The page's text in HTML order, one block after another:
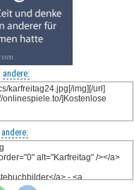
andere:
andere: